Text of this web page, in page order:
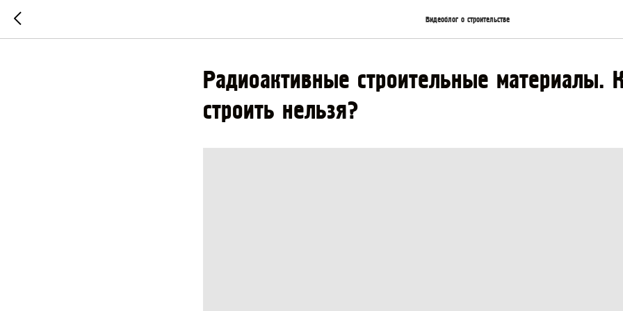
Видеоблог о строительстве
Радиоактивные строительные материалы.
строить нельзя?